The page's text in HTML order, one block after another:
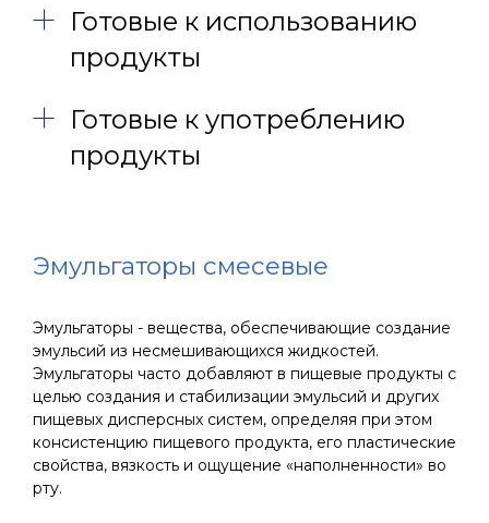
Готовые к использованию
продукты
Готовые к употреблению
продукты
Эмульгаторы смесевые
Эмульгаторы - вещества, обеспечивающие создание
эмульсий из несмешивающихся жидкостей.
Эмульгаторы часто добавляют в пищевые продукты с
целью создания и стабилизации эмульсий и других
пищевых дисперсных систем, определяя при этом
консистенцию пищевого продукта, его пластические
свойства, вязкость и ощущение «наполненности» во
рту.